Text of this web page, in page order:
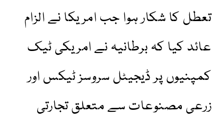
تعطل کا شکار ہوا جب امریکا نے الزام
عائد کیا کہ برطانیہ نے امریکی ٹیک
کمپنیوں پر ڈیجیٹل سروسز ٹیکس اور
زرعی مصنوعات سے متعلق تجارتی